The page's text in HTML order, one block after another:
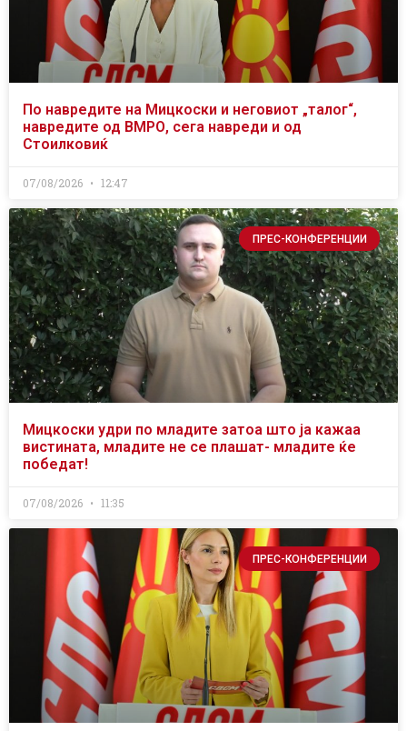
По навредите на Мицкоски и неговиот „талог“,
навредите од ВМРО, сега навреди и од
Стоилковиќ
07/08/2026 12:47
ПРЕС-КОНФЕРЕНЦИИ
Мицкоски удри по младите затоа што ја кажаа
вистината, младите не се плашат- младите ќе
победат!
07/08/2026 11:35
ПРЕС-КОНФЕРЕНЦИИ